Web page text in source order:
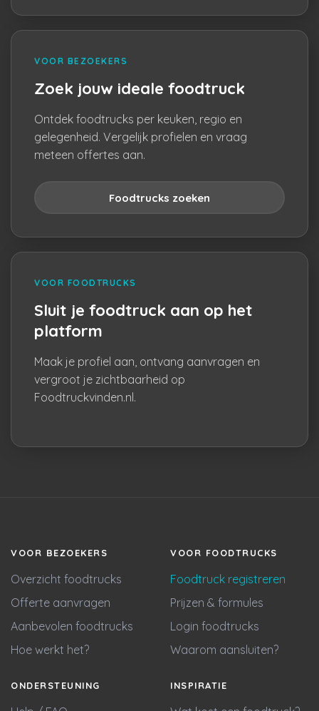
VOOR BEZOEKERS
Zoek jouw ideale foodtruck
Ontdek foodtrucks per keuken, regio en
gelegenheid. Vergelijk profielen en vraag
meteen offertes aan.
Foodtrucks zoeken
VOOR FOODTRUCKS
Sluit je foodtruck aan op het
platform
Maak je profiel aan, ontvang aanvragen en
vergroot je zichtbaarheid op
Foodtruckvinden.nl.
VOOR BEZOEKERS
Overzicht foodtrucks
Offerte aanvragen
Aanbevolen foodtrucks
Hoe werkt het?
VOOR FOODTRUCKS
Foodtruck registreren
Prijzen & formules
Login foodtrucks
Waarom aansluiten?
ONDERSTEUNING INSPIRATIE